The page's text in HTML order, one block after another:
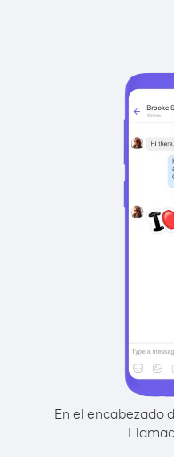
En el encabezado